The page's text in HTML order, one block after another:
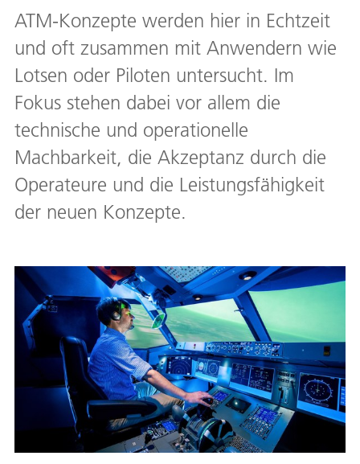
ATM-Konzepte werden hier in Echtzeit
und oft zusammen mit Anwendern wie
Lotsen oder Piloten untersucht. Im
Fokus stehen dabei vor allem die
technische und operationelle
Machbarkeit, die Akzeptanz durch die
Operateure und die Leistungsfähigkeit
der neuen Konzepte.